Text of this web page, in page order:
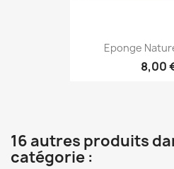
Eponge
8,00
16 autres produits
catégorie :